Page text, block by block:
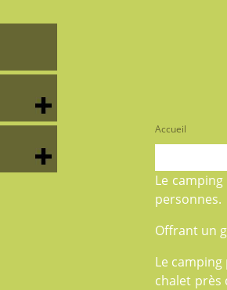
Accueil
Le
personnes.
Offrant un
Le
chalet près